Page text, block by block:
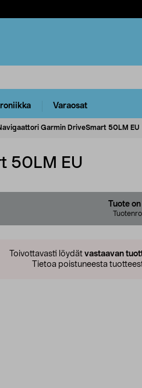
Varaosat
Garmin DriveSmart 50LM EU
50LM EU
Tuote
Toivottavasti löydät vastaavan
Tietoa poistuneesta